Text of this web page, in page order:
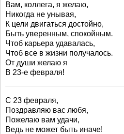
Вам, коллега, я желаю,
Никогда не унывая,
К цели двигаться достойно,
Быть уверенным, спокойным.
Чтоб карьера удавалась,
Чтоб все в жизни получалось.
От души желаю я
В 23-е февраля!
С 23 февраля,
Поздравляю вас любя,
Пожелаю вам удачи,
Ведь не может быть иначе!